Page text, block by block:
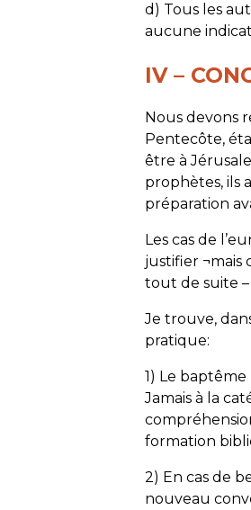
d) Tous les
aucune
IV –
Nous devons
Pentecôte,
être à
prophètes, ils
préparation
Les cas de
justifier ¬mais
tout de suite –
Je trouve,
pratique:
1) Le baptême
Jamais à la
formation
2) En cas de
nouveau